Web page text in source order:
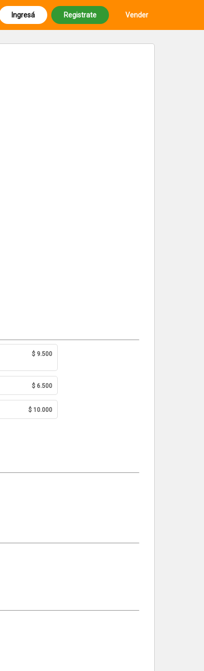
Vender
Registrate
Ingresá
$ 9.500
$ 6.500
$ 10.000